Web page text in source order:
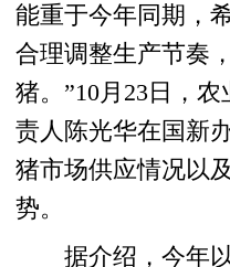
能重于今年同期，
合理调整生产节奏
猪。”10月23日，
责人陈光华在国新
猪市场供应情况以
势。
据介绍，今年以